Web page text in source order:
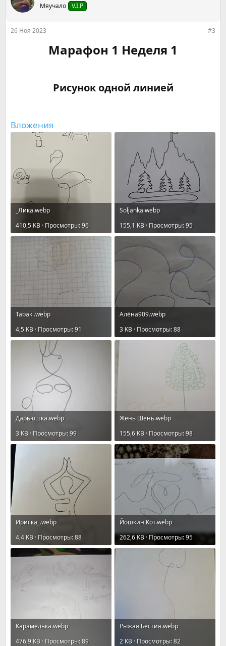
и
Мяучало V.I.P
26 Ноя 2023 #3
Марафон 1 Неделя 1
Рисунок одной линией
Вложения
_Лика.webp
410,5 KB · Просмотры: 96
Soljanka.webp
155,1 KB · Просмотры: 95
Tabaki.webp
4,5 KB · Просмотры: 91
Алёна909.webp
3 KB · Просмотры: 88
Дарьюшка.webp
3 KB · Просмотры: 99
Жень Шень.webp
155,6 KB · Просмотры: 98
Ириска_.webp
4,4 KB · Просмотры: 88
Йошкин Кот.webp
262,6 KB · Просмотры: 95
Карамелькa.webp
476,9 KB · Просмотры: 89
Рыжая Бестия.webp
2 KB · Просмотры: 82